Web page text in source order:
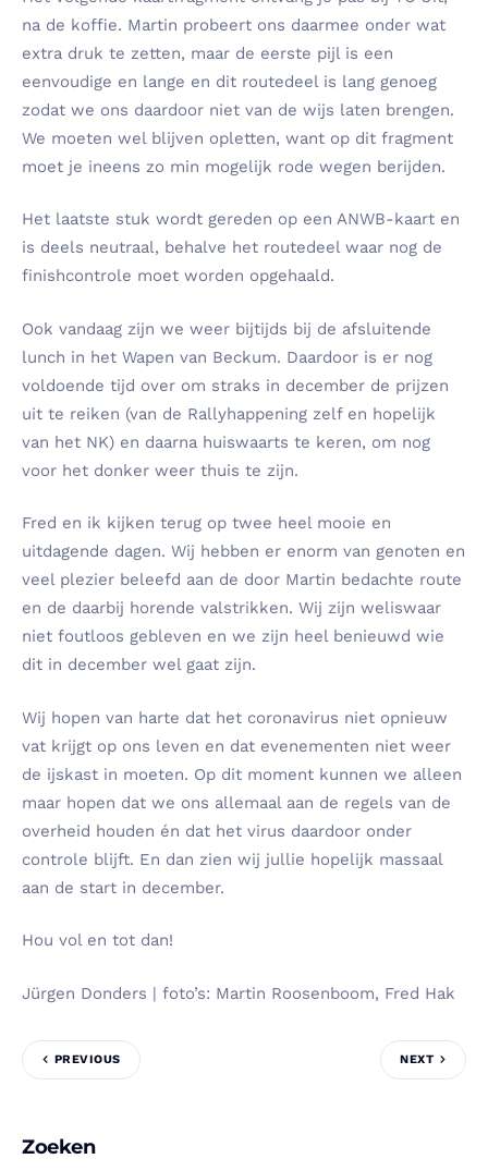
na de koffie. Martin probeert ons daarmee onder wat
extra druk te zetten, maar de eerste pijl is een
eenvoudige en lange en dit routedeel is lang genoeg
zodat we ons daardoor niet van de wijs laten brengen.
We moeten wel blijven opletten, want op dit fragment
moet je ineens zo min mogelijk rode wegen berijden.
Het laatste stuk wordt gereden op een ANWB-kaart en
is deels neutraal, behalve het routedeel waar nog de
finishcontrole moet worden opgehaald.
Ook vandaag zijn we weer bijtijds bij de afsluitende
lunch in het Wapen van Beckum. Daardoor is er nog
voldoende tijd over om straks in december de prijzen
uit te reiken (van de Rallyhappening zelf en hopelijk
van het NK) en daarna huiswaarts te keren, om nog
voor het donker weer thuis te zijn.
Fred en ik kijken terug op twee heel mooie en
uitdagende dagen. Wij hebben er enorm van genoten en
veel plezier beleefd aan de door Martin bedachte route
en de daarbij horende valstrikken. Wij zijn weliswaar
niet foutloos gebleven en we zijn heel benieuwd wie
dit in december wel gaat zijn.
Wij hopen van harte dat het coronavirus niet opnieuw
vat krijgt op ons leven en dat evenementen niet weer
de ijskast in moeten. Op dit moment kunnen we alleen
maar hopen dat we ons allemaal aan de regels van de
overheid houden én dat het virus daardoor onder
controle blijft. En dan zien wij jullie hopelijk massaal
aan de start in december.
Hou vol en tot dan!
Jürgen Donders | foto’s: Martin Roosenboom, Fred Hak
PREVIOUS NEXT
Zoeken